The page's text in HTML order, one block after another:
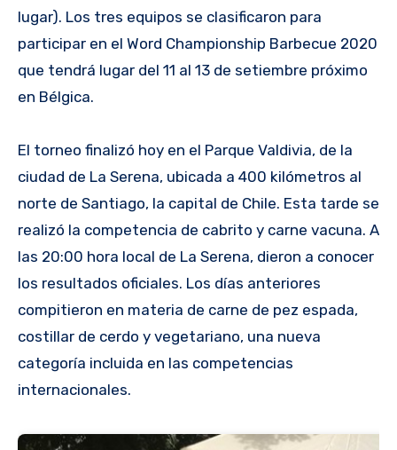
lugar). Los tres equipos se clasificaron para
participar en el Word Championship Barbecue 2020
que tendrá lugar del 11 al 13 de setiembre próximo
en Bélgica.
El torneo finalizó hoy en el Parque Valdivia, de la
ciudad de La Serena, ubicada a 400 kilómetros al
norte de Santiago, la capital de Chile. Esta tarde se
realizó la competencia de cabrito y carne vacuna. A
las 20:00 hora local de La Serena, dieron a conocer
los resultados oficiales. Los días anteriores
compitieron en materia de carne de pez espada,
costillar de cerdo y vegetariano, una nueva
categoría incluida en las competencias
internacionales.